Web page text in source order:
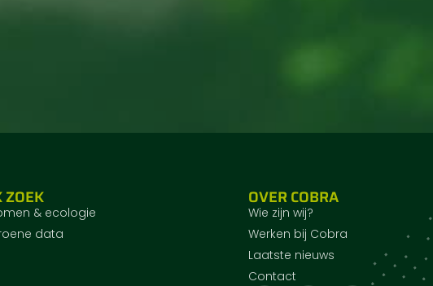
ZOEK
& ecologie
data
OVER COBRA
Wie zijn wij?
Werken bij Cobra
Laatste nieuws
Contact